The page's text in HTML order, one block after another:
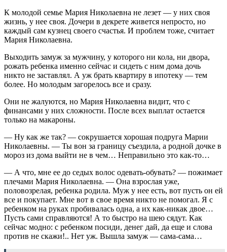
К молодой семье Мария Николаевна не лезет — у них своя
жизнь, у нее своя. Дочери в декрете живется непросто, но
каждый сам кузнец своего счастья. И проблем тоже, считает
Мария Николаевна.
Выходить замуж за мужчину, у которого ни кола, ни двора,
рожать ребенка именно сейчас и сидеть с ним дома дочь
никто не заставлял. А уж брать квартиру в ипотеку — тем
более. Но молодым загорелось все и сразу.
Они не жалуются, но Мария Николаевна видит, что с
финансами у них сложности. После всех выплат остается
только на макароны.
— Ну как же так? — сокрушается хорошая подруга Марии
Николаевны. — Ты вон за границу съездила, а родной дочке в
мороз из дома выйти не в чем… Неправильно это как-то…
— А что, мне ее до седых волос одевать-обувать? — пожимает
плечами Мария Николаевна. — Она взрослая уже,
половозрелая, ребенка родила. Муж у нее есть, вот пусть он ей
все и покупает. Мне вот в свое время никто не помогал. Я с
ребенком на руках пробивалась одна, а их как-никак двое…
Пусть сами справляются! А то быстро на шею сядут. Как
сейчас модно: с ребенком посиди, денег дай, да еще и слова
против не скажи!.. Нет уж. Вышла замуж — сама-сама…